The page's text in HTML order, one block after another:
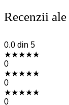
Recenzii
0.0 din 5
★★★★★
0
★★★★★
0
★★★★★
0